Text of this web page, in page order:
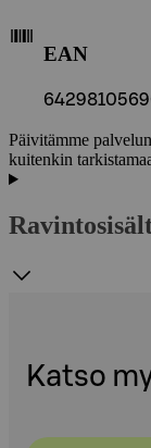
EAN
Päivitämme
kuitenkin
Katso